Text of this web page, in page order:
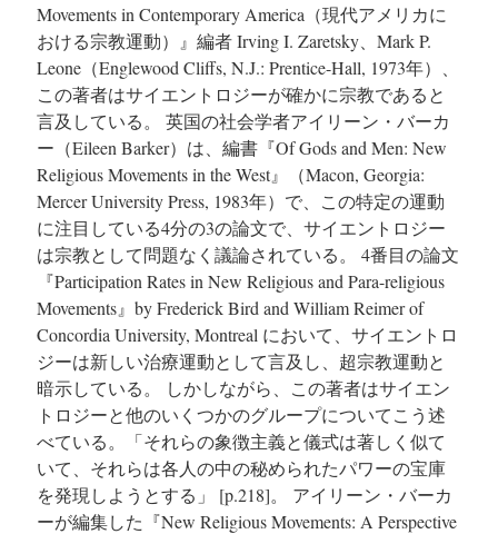
Movements in Contemporary America（現代アメリカに
おける宗教運動）』編者 Irving I. Zaretsky、Mark P.
Leone（Englewood Cliffs, N.J.: Prentice-Hall, 1973年）、
この著者はサイエントロジーが確かに宗教であると
言及している。
英国の社会学者アイリーン・バーカ
ー（Eileen Barker）は、編書『Of Gods and Men: New
Religious Movements in the West』（Macon, Georgia:
Mercer University Press, 1983年）で、この特定の運動
に注目している4分の3の論文で、サイエントロジー
は宗教として問題なく議論されている。
4番目の論文
『Participation Rates in New Religious and Para-religious
Movements』by Frederick Bird and William Reimer of
Concordia University, Montreal において、サイエントロ
ジーは新しい治療運動として言及し、超宗教運動と
暗示している。
しかしながら、この著者はサイエン
トロジーと他のいくつかのグループについてこう述
べている。「それらの象徴主義と儀式は著しく似て
いて、それらは各人の中の秘められたパワーの宝庫
を発現しようとする」 [p.218]。 アイリーン・バーカ
ーが編集した『New Religious Movements: A Perspective